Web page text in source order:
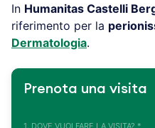
In Humanitas Castelli
riferimento per la
Dermatologia.
Prenota una visita
1. DOVE VUOI FARE LA VISITA? *